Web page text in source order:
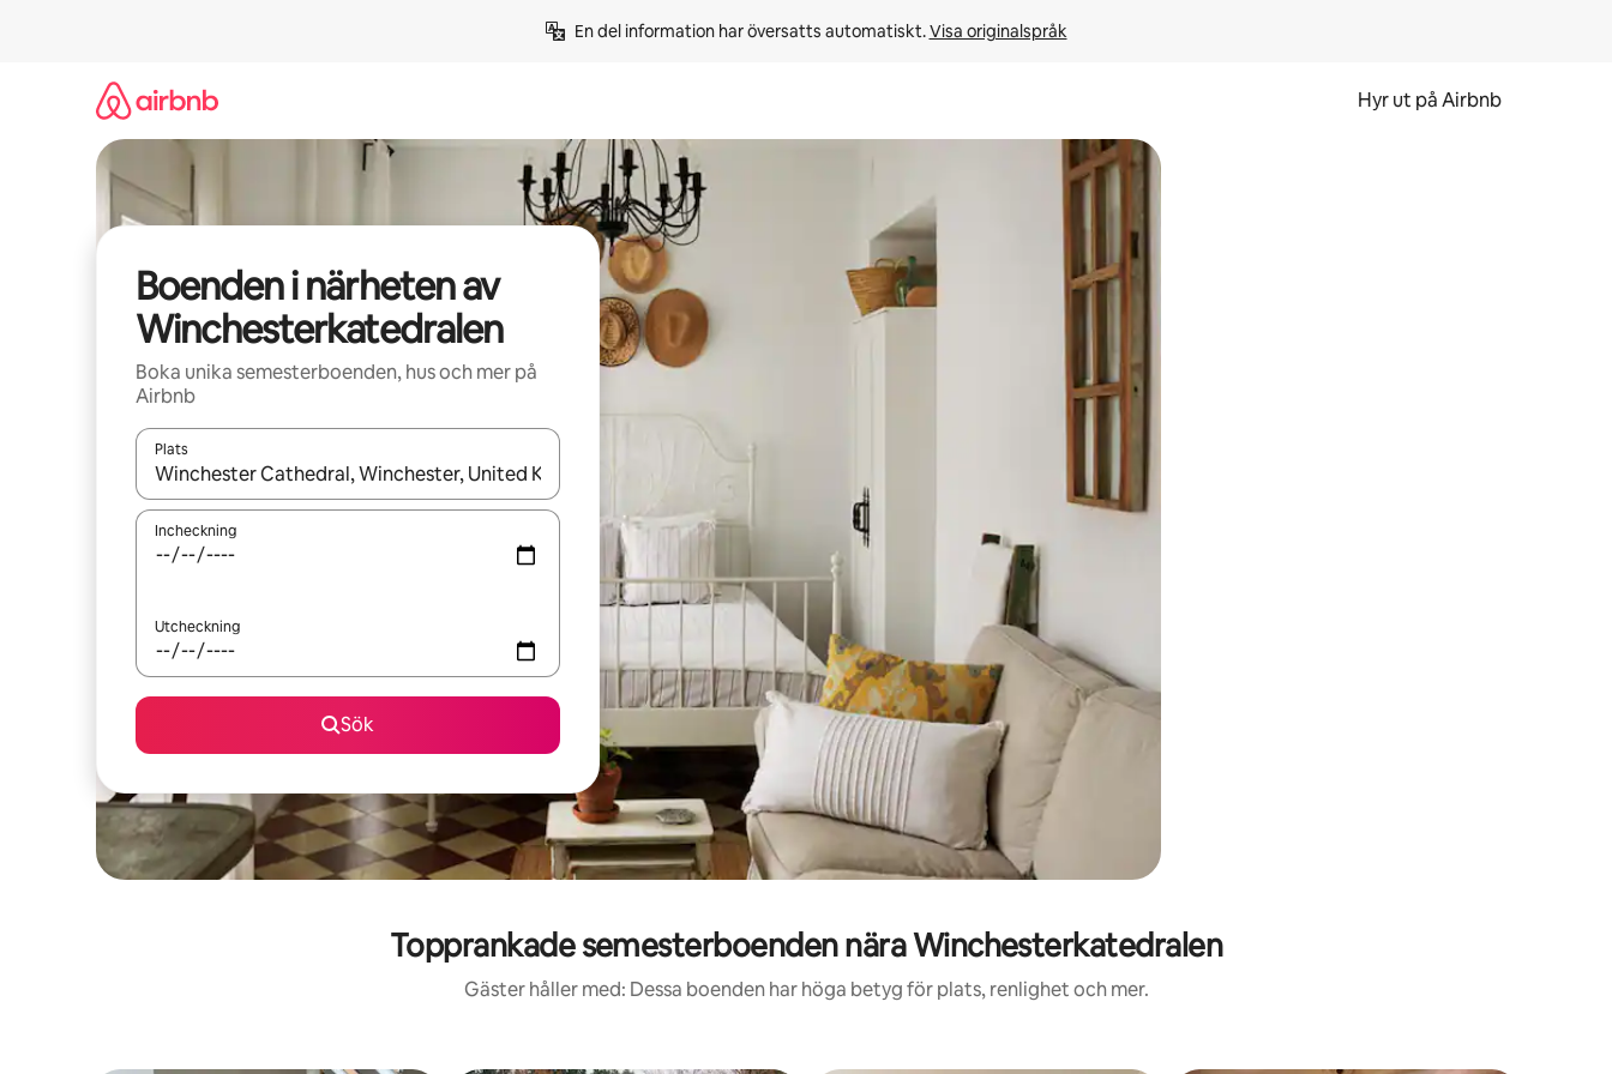
En del information har översatts automatiskt. Visa originalspråk
Hyr ut på Airbnb
Boenden i närheten av
Winchesterkatedralen
Boka unika semesterboenden, hus och mer på
Airbnb
Plats
När resultaten är tillgängliga kan du navigera med upp- och nedåtpilarna eller utforska genom att trycka eller svepa.
Incheckning
Utcheckning
Sök
Topprankade semesterboenden nära Winchesterkatedralen
Gäster håller med: Dessa boenden har höga betyg för plats, renlighet och mer.